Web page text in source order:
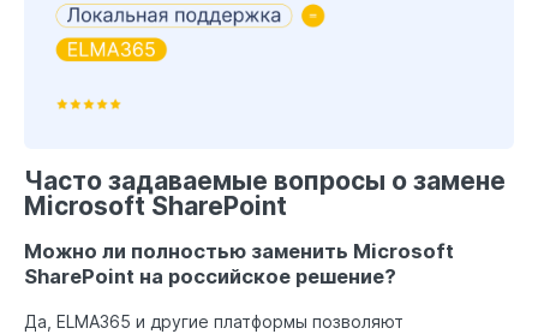
Часто задаваемые вопросы о замене
Microsoft SharePoint
Можно ли полностью заменить Microsoft
SharePoint на российское решение?
Да, ELMA365 и другие платформы позволяют